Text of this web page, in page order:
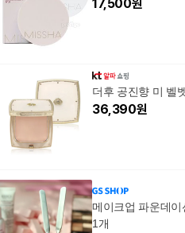
17,500원
더후 공진향 미 벨
36,390원
메이크업 파운데
1개